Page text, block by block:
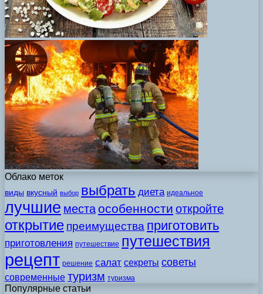
Облако меток
виды вкусный выбор выбрать диета идеальное
лучшие места особенности откройте
открытие преимущества приготовить
приготовления путешествие путешествия
рецепт решение салат секреты советы
современные туризм туризма
Популярные статьи